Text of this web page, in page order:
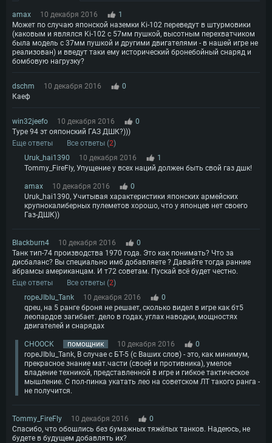
amax 10 декабря 2016
1
Может по случаю японской наземки Ki-102 переведут в штурмовики
(каковым и являлся Ki-102 с 57мм пушкой, высотным перехватчиком
была модель с 37мм пушкой и другими двигателями - в нашей игре не
реализован) и введут таки ему исторический бронебойный снаряд и
бомбовую нагрузку?
dschm 10 декабря 2016
0
Каеф
win32jeefo 10 декабря 2016
0
Type 94 эт ояпонский ГАЗ ДШК?)))
Еще ответы
Все ответы (2)
Uruk_hai1390
10 декабря 2016
1
Tommy_FireFly, Упущение у всех наций должен быть свой газ дшк!
amax 10 декабря 2016
0
Uruk_hai1390, Учитывая характеристики японских армейских
крупнокалиберных пулеметов хорошо, что у японцев нет своего
Газ-ДШК))
Blackburn4 10 декабря 2016
0
Танк тип-74 производства 1970 года. Это как понимать? Что за
дисбаланс? Вы специально имб добавляете ? Давайте тогда ранние
абрамсы американцам. И т72 советам. Пускай всё будет честно.
Еще ответы
Все ответы (2)
ropeJIbIu_Tank
10 декабря 2016
0
qpeu, на 5 ранге броня не решает, сколько видел в игре как бт5
леопардов загибает. дело в годах, углах наводки, мощностях
двигателей и снарядах
CHOOCK помощник 10 декабря 2016
0
ropeJIbIu_Tank, В случае с БТ-5 (с Ваших слов) - это, как минимум,
прекрасное знание мат.части (своей и противника), умелое
владение техникой, представленной в игре и гибкое тактическое
мышление. С пол-пинка укатать лео на советском ЛТ такого ранга -
не получится.
Tommy_FireFly 10 декабря 2016
0
Спасибо, что обошлись без бумажных тяжёлых танков. Надеюсь, не
будете в будущем добавлять их?